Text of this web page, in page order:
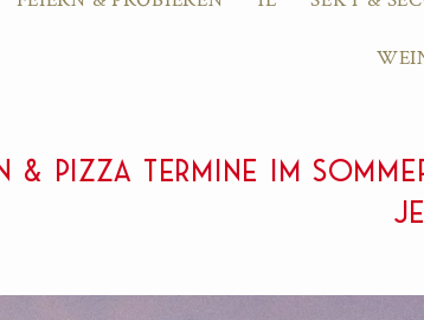
& PIZZA TERMINE IM